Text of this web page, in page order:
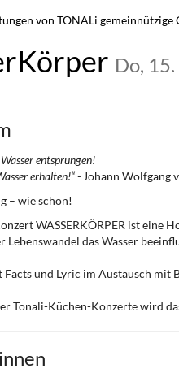
von TONALi gemeinnützige
Do,
entsprungen!
erhalten!“ - Johann Wolfgang
– wie schön!
WASSERKÖRPER ist eine
Lebenswandel das Wasser
Facts und Lyric im Austausch mit
Tonali-Küchen-Konzerte wird